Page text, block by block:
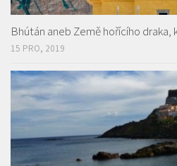
Bhútán aneb Země hořícího draka,
15 PRO, 2019